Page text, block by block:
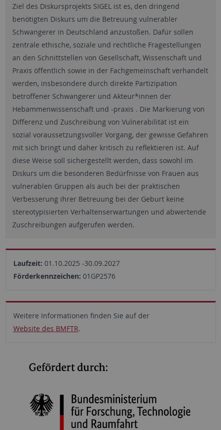
Ziel des Diskursprojekts SIGEL ist es, den dringend
benötigten Diskurs um die Betreuung vulnerabler
Schwangerer in Deutschland anzustoßen. Dafür sollen
zentrale ethische, soziale und rechtliche Fragestellungen
an den Schnittstellen von Gesellschaft, Wissenschaft und
Praxis öffentlich sowie in der Fachgemeinschaft verhandelt
werden, insbesondere durch direkte Partizipation
betroffener Schwangerer und Akteur*innen der
Hebammenwissenschaft und -praxis . Die Markierung von
Differenz und Zuschreibung von Vulnerabilität ist ein
sozial voraussetzungsvoller Vorgang, der gewisse Gefahren
mit sich bringt und daher kritisch zu reflektieren ist. Auf
diese Weise soll sichergestellt werden, dass sowohl im
Diskurs um die besonderen Bedürfnisse von Frauen aus
vulnerablen Gruppen als auch bei der praktischen
Verbesserung ihrer Betreuung bei der Geburt keine
stereotypisierten Verhaltenserwartungen und abwertende
Zuschreibungen aufgerufen werden.
Laufzeit: 01.10.2025 -30.09.2027
Förderkennzeichen: 01GP2576
Weitere Informationen finden Sie auf der
Website des BMFTR.